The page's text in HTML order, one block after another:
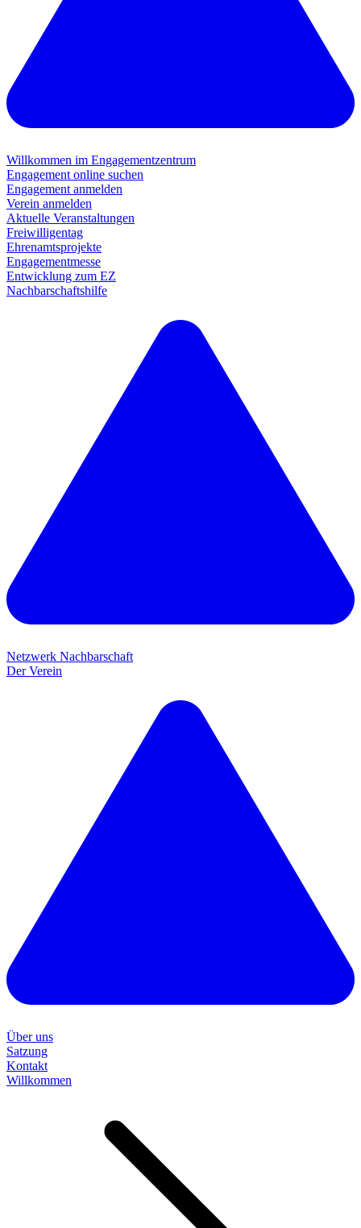
Willkommen im Engagementzentrum
Engagement online suchen
Engagement anmelden
Verein anmelden
Aktuelle Veranstaltungen
Freiwilligentag
Ehrenamtsprojekte
Engagementmesse
Entwicklung zum EZ
Nachbarschaftshilfe
Netzwerk Nachbarschaft
Der Verein
Über uns
Satzung
Kontakt
Willkommen